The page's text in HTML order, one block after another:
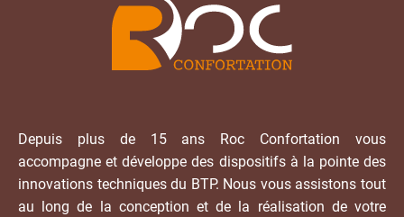
Depuis plus de 15 ans Roc Confortation vous
accompagne et développe des dispositifs à la pointe des
innovations techniques du BTP. Nous vous assistons tout
au long de la conception et de la réalisation de votre